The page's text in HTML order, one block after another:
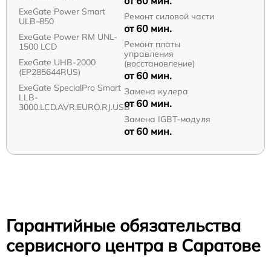
ExeGate Power Smart
ULB-850
ExeGate Power RM UNL-
1500 LCD
ExeGate UHB-2000
(EP285644RUS)
ExeGate SpecialPro Smart
LLB-
3000.LCD.AVR.EURO.RJ.USB
Ремонт силовой части
от 60 мин.
Ремонт платы
управления
(восстановление)
от 60 мин.
Замена кулера
от 60 мин.
Замена IGBT-модуля
от 60 мин.
Гарантийные обязательства
сервисного центра в Саратове